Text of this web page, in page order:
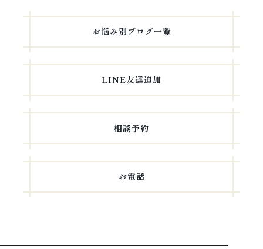
お悩み別ブログ一覧
LINE友達追加
相談予約
お電話